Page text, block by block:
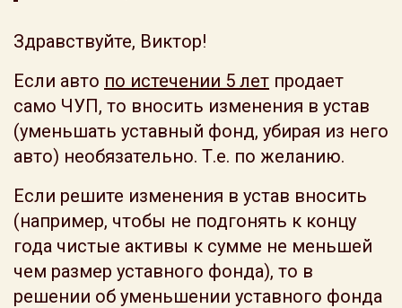
Здравствуйте, Виктор!
Если авто по истечении 5 лет продает
само ЧУП, то вносить изменения в устав
(уменьшать уставный фонд, убирая из него
авто) необязательно. Т.е. по желанию.
Если решите изменения в устав вносить
(например, чтобы не подгонять к концу
года чистые активы к сумме не меньшей
чем размер уставного фонда), то в
решении об уменьшении уставного фонда